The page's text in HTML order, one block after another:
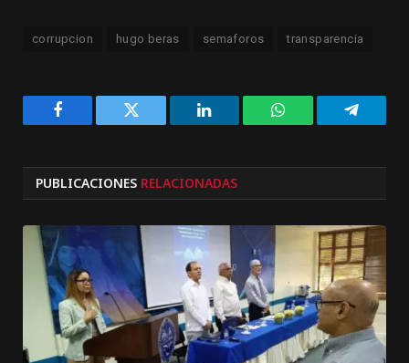
corrupcion hugo beras semaforos transparencia
Facebook Twitter LinkedIn WhatsApp
PUBLICACIONES RELACIONADAS